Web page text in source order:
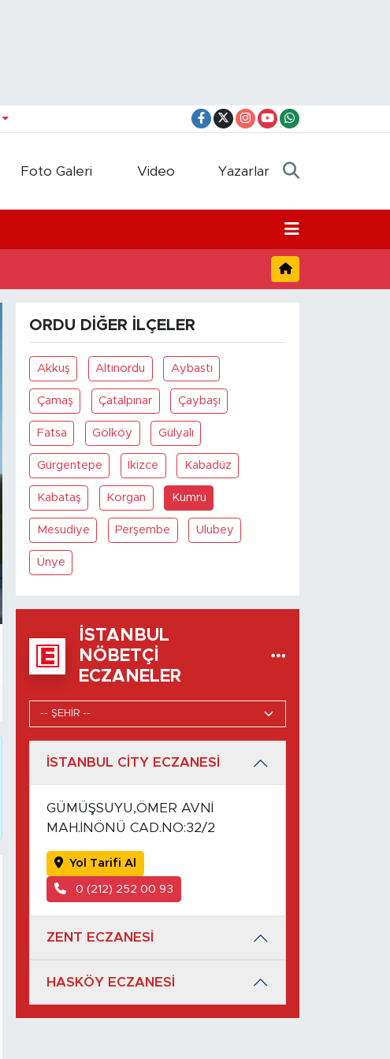
Foto Galeri Video Yazarlar
ORDU DIĞER İLÇELER
Akkuş Altınordu Aybastı
Çamaş Çatalpınar Çaybaşı
Fatsa Gölköy Gülyalı
Gürgentepe İkizce Kabadüz
Kabataş Korgan Kumru
Mesudiye Perşembe Ulubey
Ünye
İSTANBUL
NÖBETÇI
ECZANELER
İSTANBUL CİTY ECZANESİ
GÜMÜŞSUYU,ÖMER AVNİ
MAH.İNÖNÜ CAD.NO:32/2
Yol Tarifi Al
0 (212) 252 00 93
ZENT ECZANESİ
HASKÖY ECZANESİ